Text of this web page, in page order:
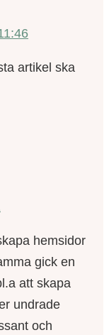
artikel ska
hemsidor
gick en
att skapa
undrade
och